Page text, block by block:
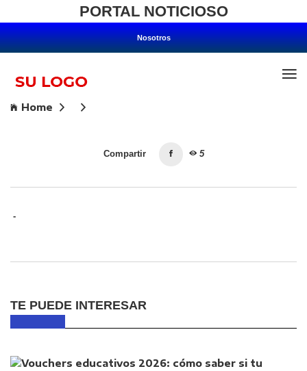
PORTAL NOTICIOSO
Nosotros
Home
Compartir 5
-
TE PUEDE INTERESAR